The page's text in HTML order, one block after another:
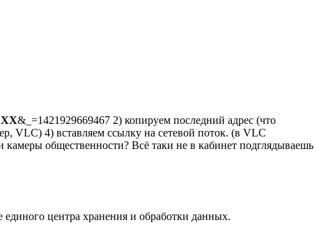
&_=1421929669467 2) копируем последний адрес (что
VLC) 4) вставляем ссылку на сетевой поток. (в VLC
камеры общественности? Всё таки не в кабинет подглядываешь
центра хранения и обработки данных.